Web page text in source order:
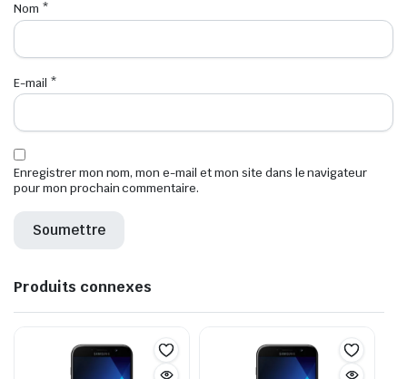
Nom *
E-mail *
Enregistrer mon nom, mon e-mail et mon site dans le navigateur
pour mon prochain commentaire.
Produits connexes